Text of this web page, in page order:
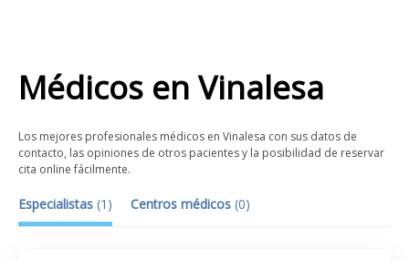
Médicos enVinalesa
Los mejores profesionales médicos en Vinalesa con sus datos de
contacto, las opiniones de otros pacientes y la posibilidad de reservar
cita online fácilmente.
Especialistas (1 ) Centros médicos (0)